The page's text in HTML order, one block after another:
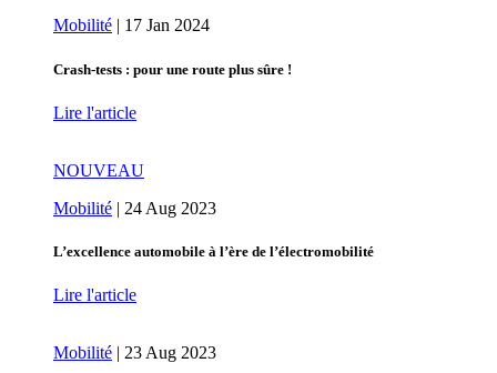
Mobilité | 17 Jan 2024
Crash-tests : pour une route plus sûre !
Lire l'article
NOUVEAU
Mobilité | 24 Aug 2023
L’excellence automobile à l’ère de l’électromobilité
Lire l'article
Mobilité | 23 Aug 2023